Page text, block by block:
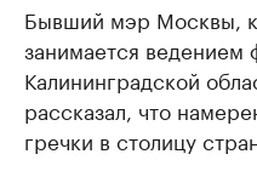
Бывший мэр Москвы,
занимается ведением
Калининградской
рассказал, что
гречки в столицу